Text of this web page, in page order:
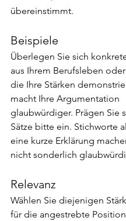
übereinstimmt.
Beispiele
Überlegen Sie sich
aus Ihrem Berufsleben
die Ihre Stärken
macht Ihre Argumentation
glaubwürdiger. Prägen Sie
Sätze bitte ein. Stichworte
eine kurze Erklärung
nicht sonderlich
Relevanz
Wählen Sie diejenigen
für die angestrebte